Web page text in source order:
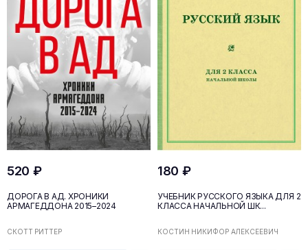
520 ₽
ДОРОГА В АД. ХРОНИКИ
АРМАГЕДДОНА 2015–2024
СКОТТ РИТТЕР
180 ₽
УЧЕБНИК РУССКОГО ЯЗЫКА ДЛЯ 2
КЛАССА НАЧАЛЬНОЙ ШК...
КОСТИН НИКИФОР АЛЕКСЕЕВИЧ